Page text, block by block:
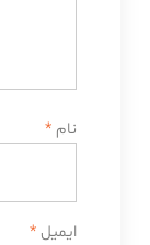
نام *
ایمیل *